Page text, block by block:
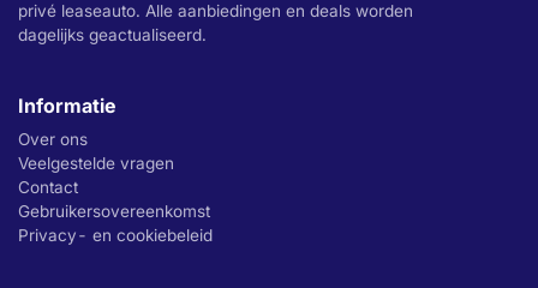
privé leaseauto. Alle aanbiedingen en deals worden
dagelijks geactualiseerd.
Informatie
Over ons
Veelgestelde vragen
Contact
Gebruikersovereenkomst
Privacy- en cookiebeleid